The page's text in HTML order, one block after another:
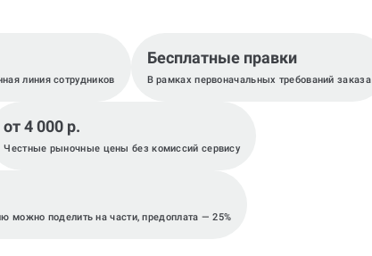
линия сотрудников
Бесплатные правки
В рамках первоначальных требований заказа
от 4 000 р.
Честные рыночные цены без комиссий сервису
можно поделить на части, предоплата — 25%